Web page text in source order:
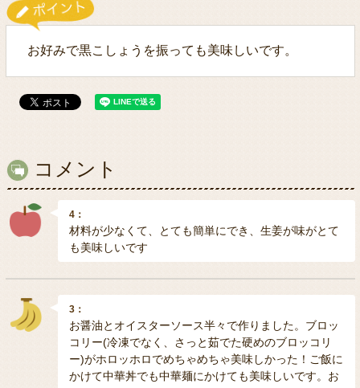
お好みで黒こしょうを振っても美味しいです。
コメント
4：
材料が少なくて、とても簡単にでき、生姜が味がとて
も美味しいです
3：
お醤油とオイスターソース半々で作りました。ブロッ
コリー(冷凍でなく、さっと茹でた硬めのブロッコリ
ー)がホロッホロでめちゃめちゃ美味しかった！ご飯に
かけて中華丼でも中華麺にかけても美味しいです。お